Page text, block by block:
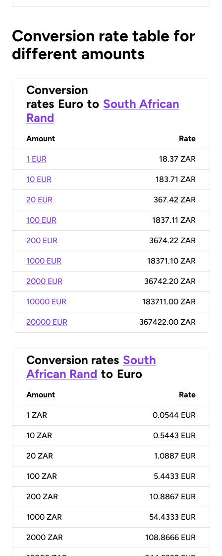
Conversion rate table for
different amounts
Conversion
rates Euro to South African
Rand
Amount Rate
1 EUR 18.37 ZAR
10 EUR 183.71 ZAR
20 EUR 367.42 ZAR
100 EUR 1837.11 ZAR
200 EUR 3674.22 ZAR
1000 EUR 18371.10 ZAR
2000 EUR 36742.20 ZAR
10000 EUR 183711.00 ZAR
20000 EUR 367422.00 ZAR
Conversion rates South
African Rand to Euro
Amount Rate
1 ZAR 0.0544 EUR
10 ZAR 0.5443 EUR
20 ZAR 1.0887 EUR
100 ZAR 5.4433 EUR
200 ZAR 10.8867 EUR
1000 ZAR 54.4333 EUR
2000 ZAR 108.8666 EUR